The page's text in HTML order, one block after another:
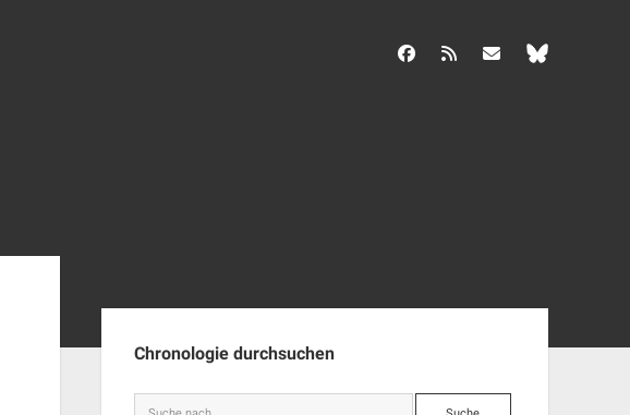
facebook info@aida-archiv.de
Chronologie durchsuchen
Suche